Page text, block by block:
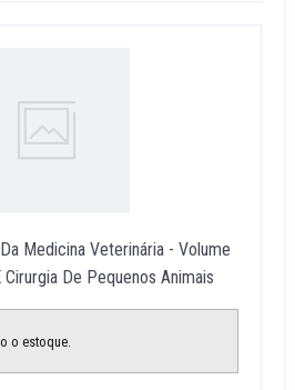
Medicina Veterinária - Volume
De Pequenos Animais
o estoque.